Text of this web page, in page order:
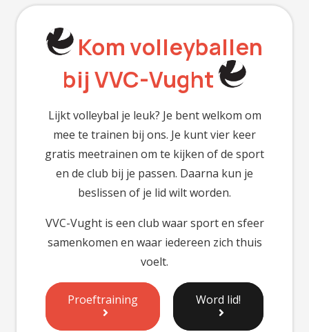
Kom volleyballen
bij VVC-Vught
Lijkt volleybal je leuk? Je bent welkom om
mee te trainen bij ons. Je kunt vier keer
gratis meetrainen om te kijken of de sport
en de club bij je passen. Daarna kun je
beslissen of je lid wilt worden.
VVC-Vught is een club waar sport en sfeer
samenkomen en waar iedereen zich thuis
voelt.
Proeftraining Word lid!